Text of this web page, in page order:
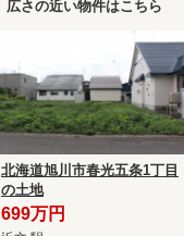
広さの近い物件はこちら
北海道旭川市春光五条1丁目
の土地
699万円